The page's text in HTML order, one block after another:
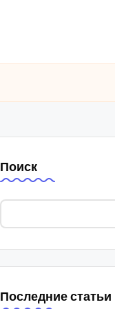
Поиск
Последние статьи